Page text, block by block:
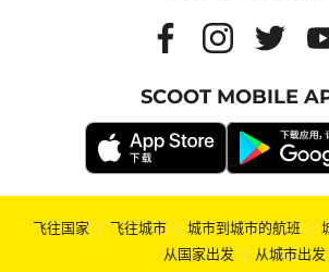
SCOOT MOBILE
飞往国家 | 飞往城市 | 城市到城市的航班 |
从国家出发 | 从城市出发